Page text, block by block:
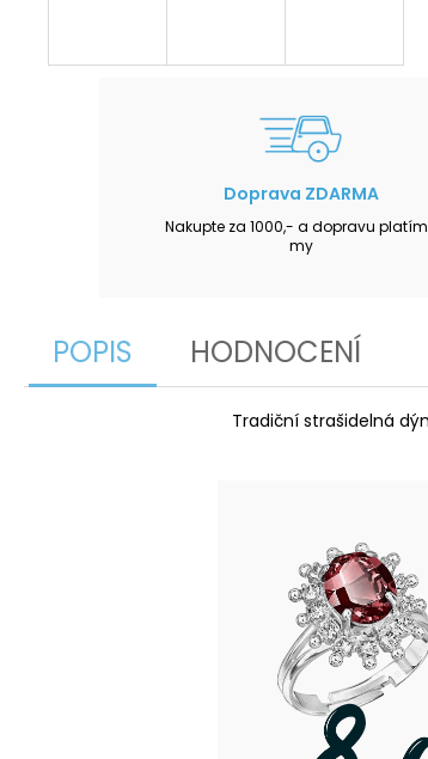
Doprava ZDARMA
Nakupte za 1000,- a dopravu
my
POPIS HODNOCENÍ
Tradiční strašidelná